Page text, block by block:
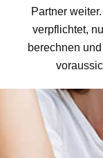
Partner
verpflichtet,
berechnen